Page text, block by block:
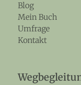
Blog
Mein Buch
Umfrage
Kontakt